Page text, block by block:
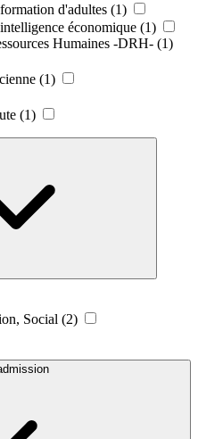
d'adultes (1)
économique (1)
Humaines -DRH- (1)
(1)
(1)
Social (2)